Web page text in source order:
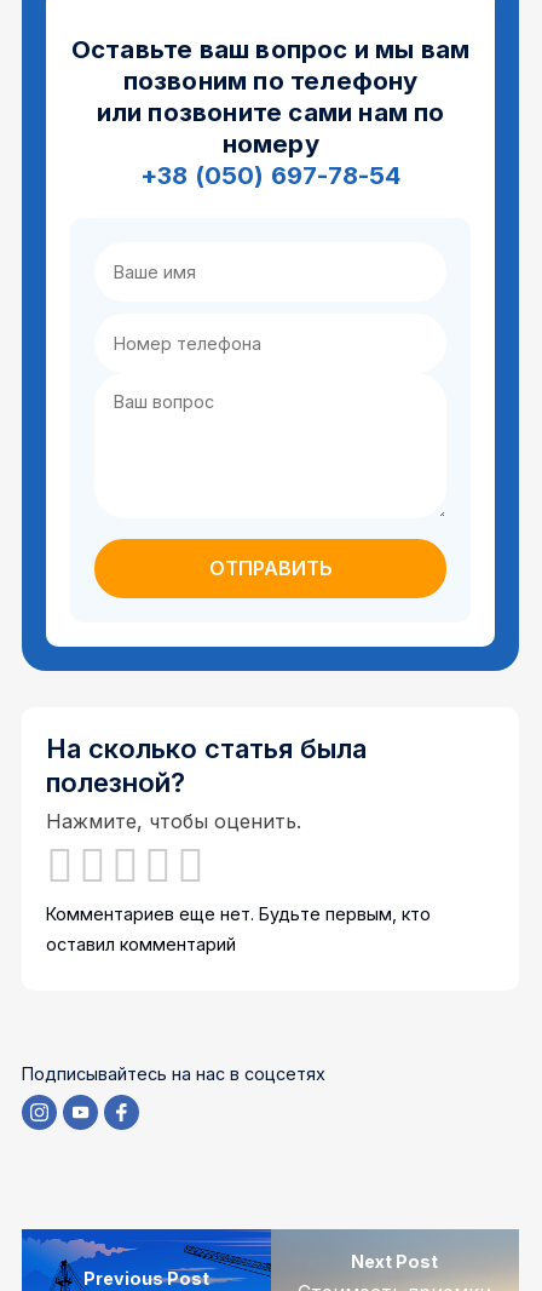
Оставьте ваш вопрос и мы вам
позвоним по телефону
или позвоните сами нам по
номеру
+38 (050) 697-78-54
На сколько статья была
полезной?
Нажмите, чтобы оценить.
Комментариев еще нет. Будьте первым, кто
оставил комментарий
Подписывайтесь на нас в соцсетях
Previous Post
Next Post